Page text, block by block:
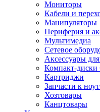
Мониторы
Кабели и
Манипуляторы
Периферия и
Мультимедиа
Сетевое
Аксессуары
Компакт-
Картриджи
Запчасти к
Хозтовары
Канцтовары